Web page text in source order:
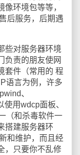
环境包等等，
后服务，后期遇
对服务器环境
负责的朋友使网
套件（常用的 程
语言为例，许多
、
用wdcp面板、
（和杀毒软件一
搭建服务器环
和维护，而且经
，只要你不乱修